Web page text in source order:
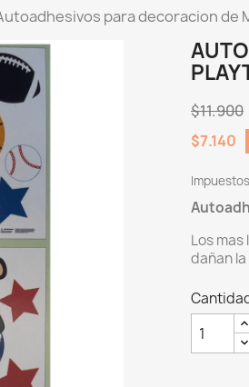
para decoracion de
$11.900
$7.140
Los
dañan